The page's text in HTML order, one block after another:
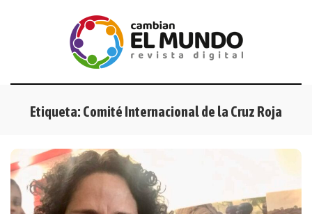
Etiqueta: Comité Internacional de la Cruz Roja